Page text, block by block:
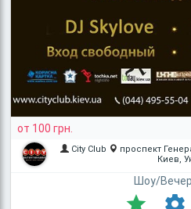
от 100 грн.
City Club
проспект
Киев,
Шоу/